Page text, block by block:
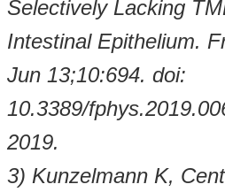
Selectively Lacking
Intestinal Epithelium.
Jun 13;10:694. doi:
10.3389/
2019.
3) Kunzelmann K,